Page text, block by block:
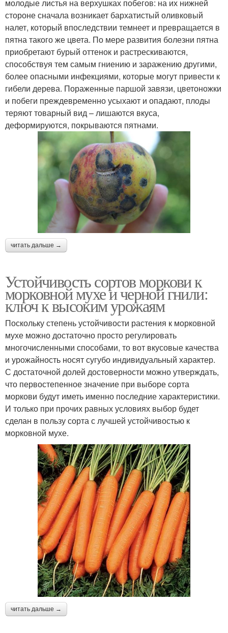
молодые листья на верхушках побегов: на их нижней
стороне сначала возникает бархатистый оливковый
налет, который впоследствии темнеет и превращается в
пятна такого же цвета. По мере развития болезни пятна
приобретают бурый оттенок и растрескиваются,
способствуя тем самым гниению и заражению другими,
более опасными инфекциями, которые могут привести к
гибели дерева. Пораженные паршой завязи, цветоножки
и побеги преждевременно усыхают и опадают, плоды
теряют товарный вид – лишаются вкуса,
деформируются, покрываются пятнами.
читать дальше →
Устойчивость сортов моркови к
морковной мухе и черной гнили:
ключ к высоким урожаям
Поскольку степень устойчивости растения к морковной
мухе можно достаточно просто регулировать
многочисленными способами, то вот вкусовые качества
и урожайность носят сугубо индивидуальный характер.
С достаточной долей достоверности можно утверждать,
что первостепенное значение при выборе сорта
моркови будут иметь именно последние характеристики.
И только при прочих равных условиях выбор будет
сделан в пользу сорта с лучшей устойчивостью к
морковной мухе.
читать дальше →